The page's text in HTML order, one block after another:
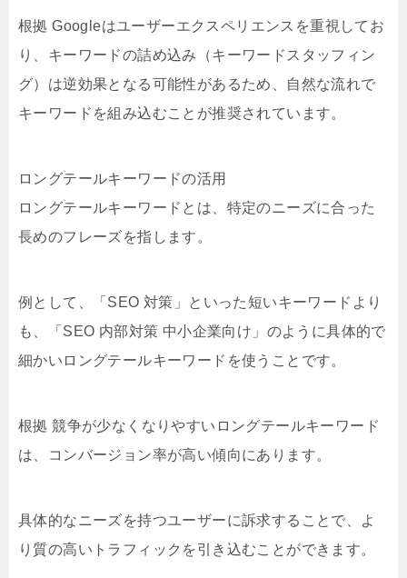
根拠 Googleはユーザーエクスペリエンスを重視してお
り、キーワードの詰め込み（キーワードスタッフィン
グ）は逆効果となる可能性があるため、自然な流れで
キーワードを組み込むことが推奨されています。
ロングテールキーワードの活用
ロングテールキーワードとは、特定のニーズに合った
長めのフレーズを指します。
例として、「SEO 対策」といった短いキーワードより
も、「SEO 内部対策 中小企業向け」のように具体的で
細かいロングテールキーワードを使うことです。
根拠 競争が少なくなりやすいロングテールキーワード
は、コンバージョン率が高い傾向にあります。
具体的なニーズを持つユーザーに訴求することで、よ
り質の高いトラフィックを引き込むことができます。